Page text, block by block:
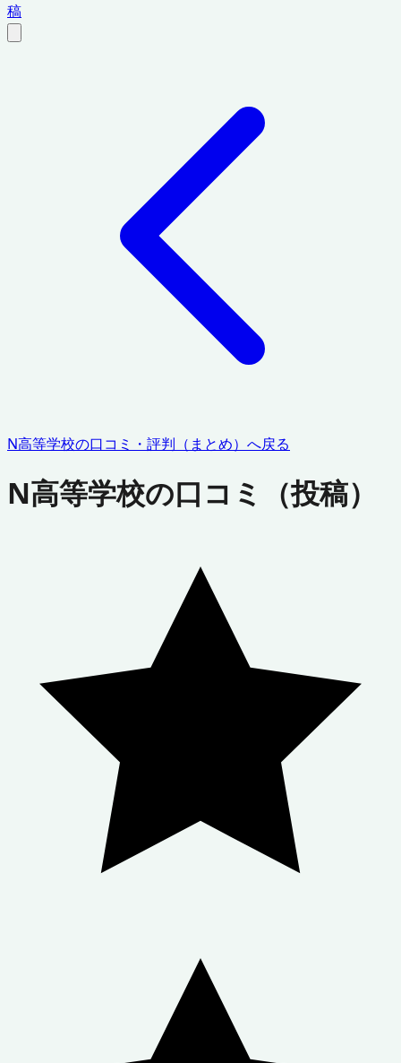
稿
N高等学校の口コミ・評判（まとめ）へ戻る
N高等学校の口コミ（投稿）